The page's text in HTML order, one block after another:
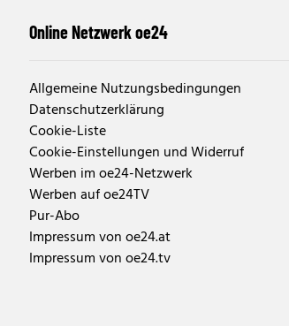
Online Netzwerk oe24
Allgemeine Nutzungsbedingungen
Datenschutzerklärung
Cookie-Liste
Cookie-Einstellungen und Widerruf
Werben im oe24-Netzwerk
Werben auf oe24TV
Pur-Abo
Impressum von oe24.at
Impressum von oe24.tv